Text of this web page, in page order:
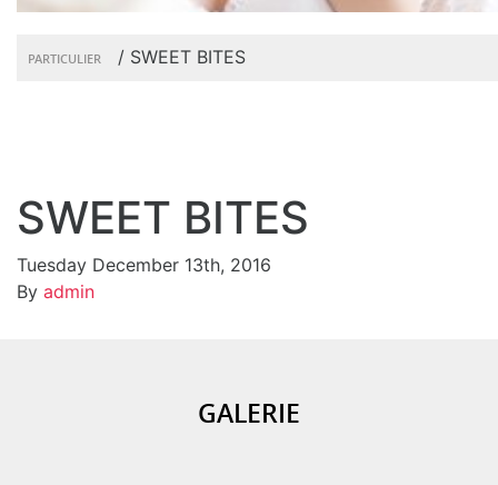
PARTICULIER / SWEET BITES
SWEET BITES
Tuesday December 13th, 2016
By admin
SWEET BITESCalisson (Almond, Hazelnut,
Pistachio)***Calinou (Almond, Hazelnut, Pistachio)…
GALERIE